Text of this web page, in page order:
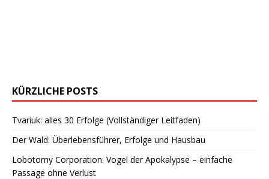
KÜRZLICHE POSTS
Tvariuk: alles 30 Erfolge (Vollständiger Leitfaden)
Der Wald: Überlebensführer, Erfolge und Hausbau
Lobotomy Corporation: Vogel der Apokalypse – einfache
Passage ohne Verlust